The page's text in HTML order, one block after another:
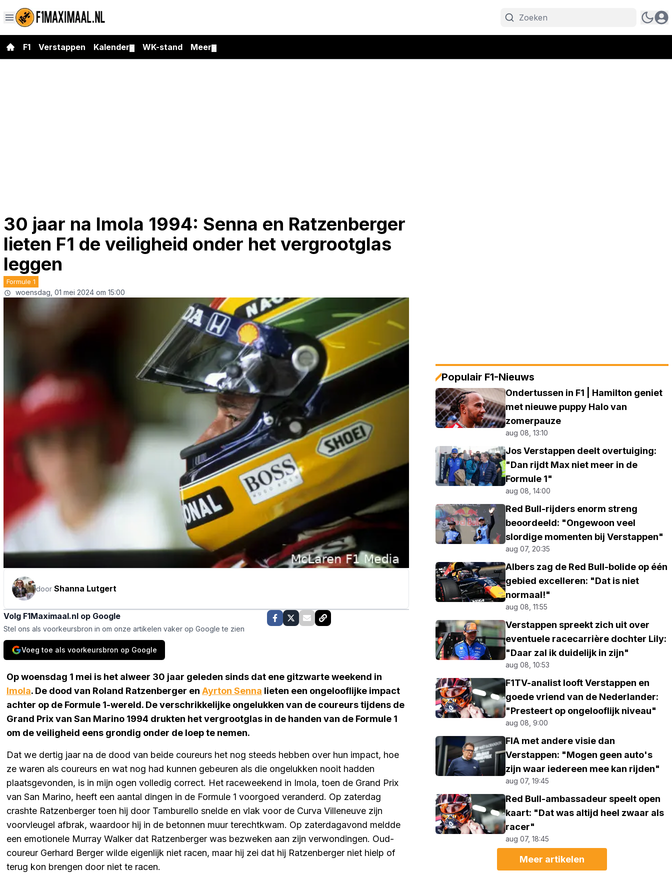
F1 Verstappen Kalender WK-stand Meer
30 jaar na Imola 1994: Senna en Ratzenberger
lieten F1 de veiligheid onder het vergrootglas
leggen
Formule 1
woensdag, 01 mei 2024 om 15:00
door Shanna Lutgert
Volg F1Maximaal.nl op Google
Stel ons als voorkeursbron in om onze artikelen vaker op Google te zien
Voeg toe als voorkeursbron op Google
Op woensdag 1 mei is het alweer 30 jaar geleden sinds dat ene gitzwarte weekend in
Imola. De dood van Roland Ratzenberger en Ayrton Senna lieten een ongelooflijke impact
achter op de Formule 1-wereld. De verschrikkelijke ongelukken van de coureurs tijdens de
Grand Prix van San Marino 1994 drukten het vergrootglas in de handen van de Formule 1
om de veiligheid eens grondig onder de loep te nemen.
Dat we dertig jaar na de dood van beide coureurs het nog steeds hebben over hun impact, hoe
ze waren als coureurs en wat nog had kunnen gebeuren als die ongelukken nooit hadden
plaatsgevonden, is in mijn ogen volledig correct. Het raceweekend in Imola, toen de Grand Prix
van San Marino, heeft een aantal dingen in de Formule 1 voorgoed veranderd. Op zaterdag
crashte Ratzenberger toen hij door Tamburello snelde en vlak voor de Curva Villeneuve zijn
voorvleugel afbrak, waardoor hij in de betonnen muur terechtkwam. Op zaterdagavond meldde
een emotionele Murray Walker dat Ratzenberger was bezweken aan zijn verwondingen. Oud-
coureur Gerhard Berger wilde eigenlijk niet racen, maar hij zei dat hij Ratzenberger niet hielp of
terug kon brengen door niet te racen.
Populair F1-Nieuws
Ondertussen in F1 | Hamilton geniet
met nieuwe puppy Halo van
zomerpauze
aug 08, 13:10
Jos Verstappen deelt overtuiging:
"Dan rijdt Max niet meer in de
Formule 1"
aug 08, 14:00
Red Bull-rijders enorm streng
beoordeeld: "Ongewoon veel
slordige momenten bij Verstappen"
aug 07, 20:35
Albers zag de Red Bull-bolide op één
gebied excelleren: "Dat is niet
normaal!"
aug 08, 11:55
Verstappen spreekt zich uit over
eventuele racecarrière dochter Lily:
"Daar zal ik duidelijk in zijn"
aug 08, 10:53
F1TV-analist looft Verstappen en
goede vriend van de Nederlander:
"Presteert op ongelooflijk niveau"
aug 08, 9:00
FIA met andere visie dan
Verstappen: "Mogen geen auto's
zijn waar iedereen mee kan rijden"
aug 07, 19:45
Red Bull-ambassadeur speelt open
kaart: "Dat was altijd heel zwaar als
racer"
aug 07, 18:45
Meer artikelen